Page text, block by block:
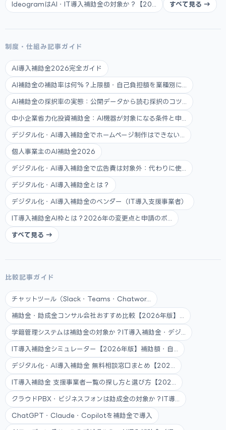
IdeogramはAI・IT導入補助金の対象か？【20... すべて見る →
制度・仕組み記事ガイド
AI導入補助金2026完全ガイド
AI補助金の補助率は何%？上限額・自己負担額を業種別に...
AI補助金の採択率の実態：公開データから読む採択のコツ...
中小企業省力化投資補助金：AI機器が対象になる条件と申...
デジタル化・AI導入補助金でホームページ制作はできない...
個人事業主のAI補助金2026
デジタル化・AI導入補助金で広告費は対象外：代わりに使...
デジタル化・AI導入補助金とは？
デジタル化・AI導入補助金のベンダー（IT導入支援事業者）
IT導入補助金AI枠とは？2026年の変更点と申請のポ...
すべて見る →
比較記事ガイド
チャットツール（Slack・Teams・Chatwor...
補助金・助成金コンサル会社おすすめ比較【2026年版】...
学籍管理システムは補助金の対象か？IT導入補助金・デジ...
IT導入補助金シミュレーター【2026年版】補助額・自...
デジタル化・AI導入補助金 無料相談窓口まとめ【202...
IT導入補助金 支援事業者一覧の探し方と選び方【202...
クラウドPBX・ビジネスフォンは助成金の対象か？IT導...
ChatGPT・Claude・Copilotを補助金で導入